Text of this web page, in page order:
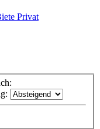
Privat